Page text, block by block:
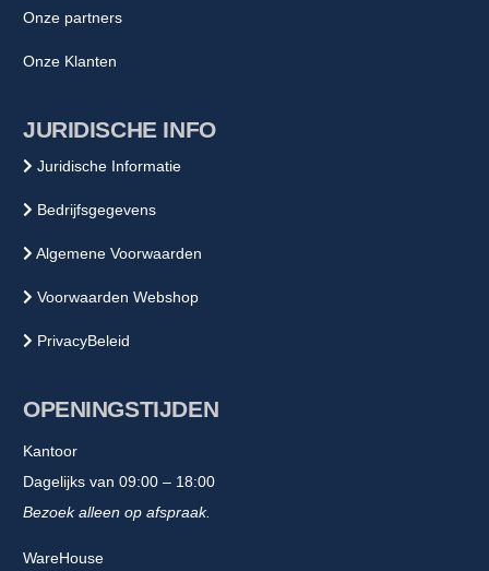
Onze partners
Onze Klanten
JURIDISCHE INFO
Juridische Informatie
Bedrijfsgegevens
Algemene Voorwaarden
Voorwaarden Webshop
PrivacyBeleid
OPENINGSTIJDEN
Kantoor
Dagelijks van 09:00 – 18:00
Bezoek alleen op afspraak.
WareHouse